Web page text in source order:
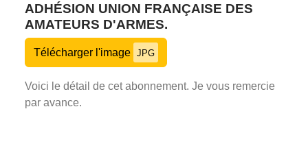
ADHÉSION UNION FRANÇAISE DES
AMATEURS D'ARMES.
Télécharger l'image JPG
Voici le détail de cet abonnement. Je vous remercie
par avance.